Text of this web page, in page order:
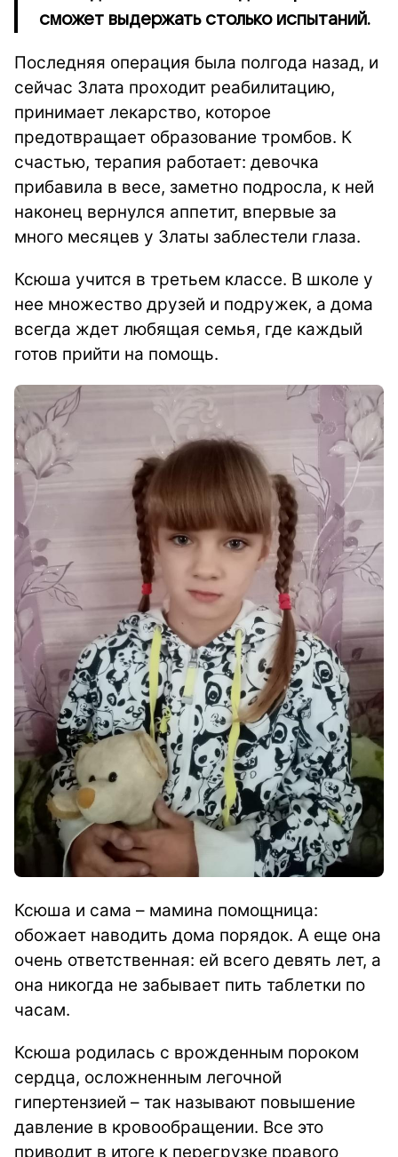
сможет выдержать столько испытаний.
Последняя операция была полгода назад, и
сейчас Злата проходит реабилитацию,
принимает лекарство, которое
предотвращает образование тромбов. К
счастью, терапия работает: девочка
прибавила в весе, заметно подросла, к ней
наконец вернулся аппетит, впервые за
много месяцев у Златы заблестели глаза.
Ксюша учится в третьем классе. В школе у
нее множество друзей и подружек, а дома
всегда ждет любящая семья, где каждый
готов прийти на помощь.
Ксюша и сама – мамина помощница:
обожает наводить дома порядок. А еще она
очень ответственная: ей всего девять лет, а
она никогда не забывает пить таблетки по
часам.
Ксюша родилась с врожденным пороком
сердца, осложненным легочной
гипертензией – так называют повышение
давление в кровообращении. Все это
приводит в итоге к перегрузке правого